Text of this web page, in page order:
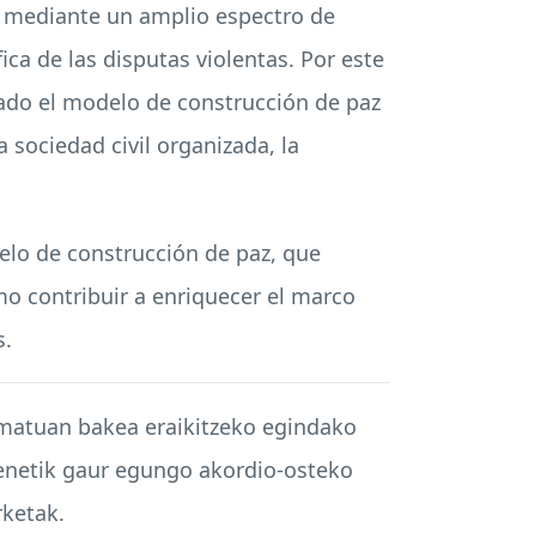
un amplio espectro de
de las disputas violentas. Por este
el modelo de construcción de paz
sociedad civil organizada, la
de construcción de paz, que
contribuir a enriquecer el marco
bakea eraikitzeko egindako
gaur egungo akordio-osteko